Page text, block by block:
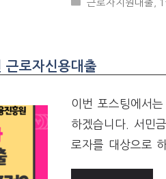
근로자지원대출
근로자신용대출
이번 포스팅에서
하겠습니다. 서민
로자를 대상으로